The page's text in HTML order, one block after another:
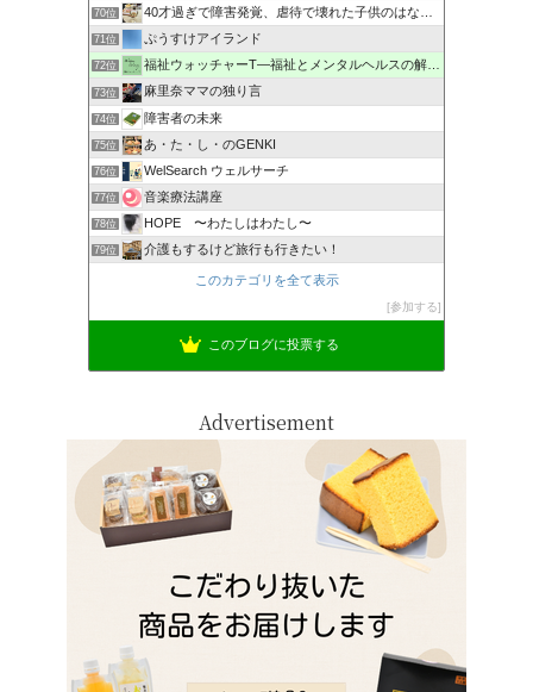
70位 40才過ぎで障害発覚、虐待で壊れた子供のはなし。
71位 ぷうすけアイランド
72位 福祉ウォッチャーT―福祉とメンタルヘルスの解説・研究ブログ
73位 麻里奈ママの独り言
74位 障害者の未来
75位 あ・た・し・のGENKI
76位 WelSearch ウェルサーチ
77位 音楽療法講座
78位 HOPE 〜わたしはわたし〜
79位 介護もするけど旅行も行きたい！
このカテゴリを全て表示
参加する
このブログに投票する
Advertisement